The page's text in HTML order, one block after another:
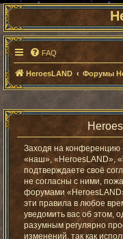
FAQ
HeroesLAND Форумы
Заходя на
«наш», «HeroesLAND»,
подтверждаете своё
не согласны с ними,
форумами
эти правила в любое
уведомить вас об этом,
разумным регулярно
изменений, так как